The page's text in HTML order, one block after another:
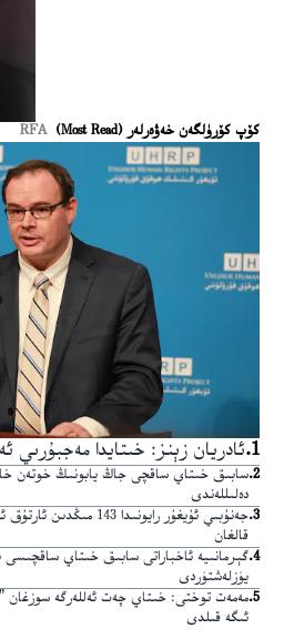
كۆپ كۆرۈلگەن خەۋەرلەر (Most Read) RFA
1
.ئادريان زېنز: خىتايدا مەجبۇرىي
2
.سابىق خىتاي ساقچى جاڭ يابونىڭ خوتەن
دەلىللەندى
3
.
جەنۇبىي ئۇيغۇر رايونىدا
قالغان
4
.گېرمانىيە ئاخباراتى سابىق خىتاي ساقچىسى
يۈزلەشتۈردى
5
.مەمەت توختى: خىتاي چەت ئەللەرگە سوزغان
ئىگە قىلدى